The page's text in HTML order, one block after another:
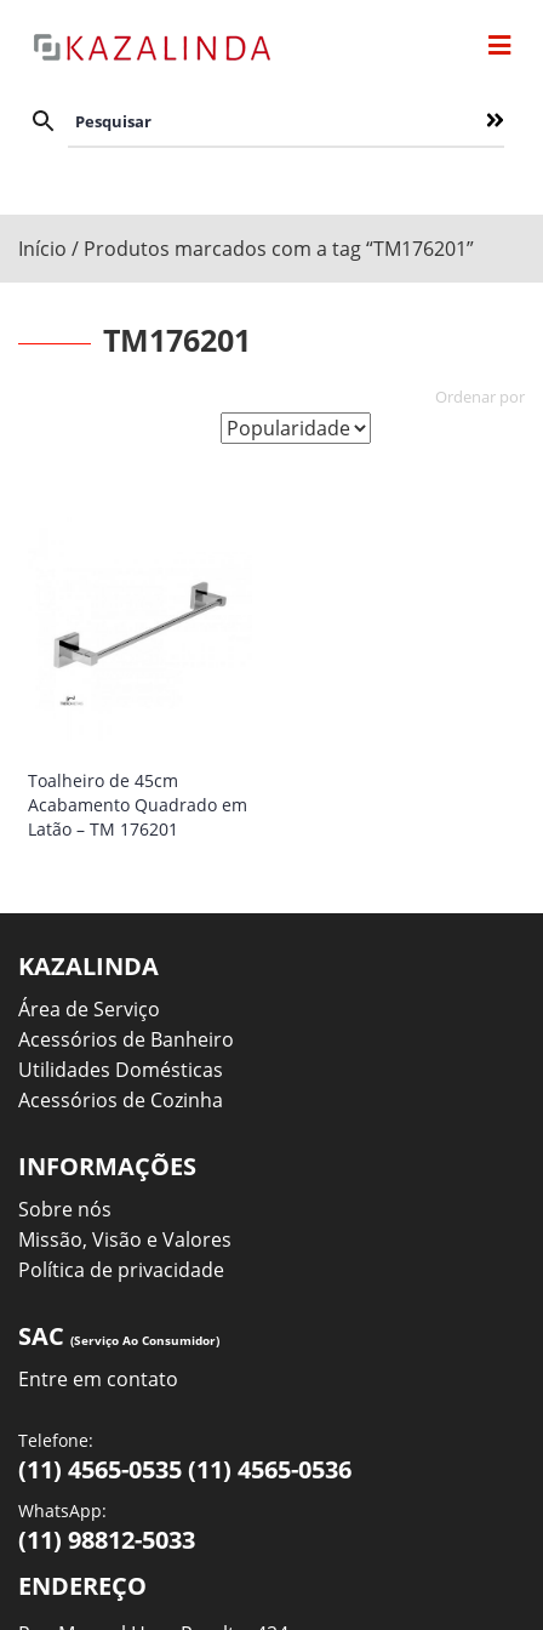
Início / Produtos marcados com a tag “TM176201”
TM176201
Toalheiro de 45cm
Acabamento Quadrado em
Latão – TM 176201
KAZALINDA
Área de Serviço
Acessórios de Banheiro
Utilidades Domésticas
Acessórios de Cozinha
INFORMAÇÕES
Sobre nós
Missão, Visão e Valores
Política de privacidade
SAC (Serviço Ao Consumidor)
Entre em contato
Telefone:
(11) 4565-0535 (11) 4565-0536
WhatsApp:
(11) 98812-5033
ENDEREÇO